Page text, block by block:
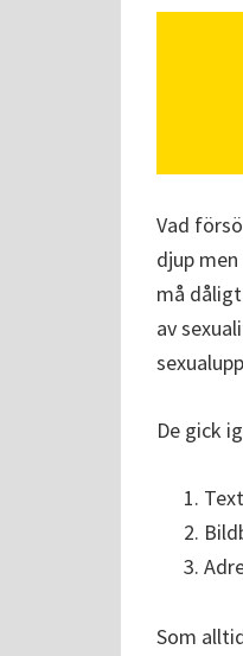
Vad
djup
må
av
De gick
Som